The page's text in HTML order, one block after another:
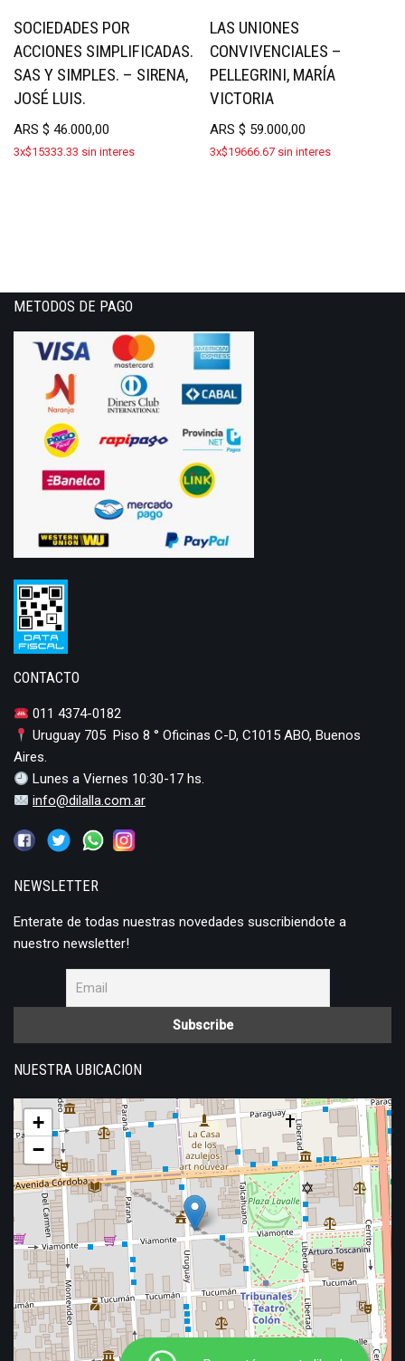
SOCIEDADES POR
ACCIONES SIMPLIFICADAS.
SAS Y SIMPLES. – SIRENA,
JOSÉ LUIS.
ARS $ 46.000,00
3x$15333.33 sin interes
LAS UNIONES
CONVIVENCIALES –
PELLEGRINI, MARÍA
VICTORIA
ARS$ 59.000,00
3x$19666.67 sin interes
METODOS DE PAGO
CONTACTO
011 4374-0182
Uruguay 705 Piso 8 ° Oficinas C-D, C1015 ABO, Buenos
Aires.
Lunes a Viernes 10:30-17 hs.
info@dilalla.com.ar
NEWSLETTER
Enterate de todas nuestras novedades suscribiendote a
nuestro newsletter!
NUESTRA UBICACION
+
−